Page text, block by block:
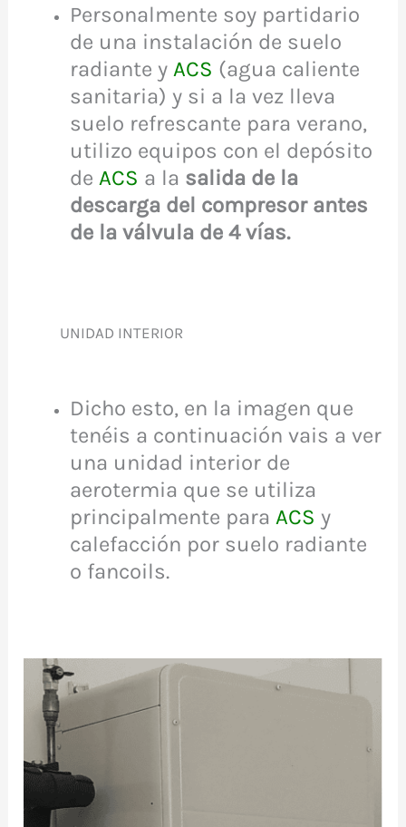
Personalmente soy partidario
de una instalación de suelo
radiante yACS (agua caliente
sanitaria) y si a la vez lleva
suelo refrescante para verano,
utilizo equipos con el depósito
deACS a la salida de la
descarga del compresor antes
de la válvula de 4 vías.
UNIDAD INTERIOR
Dicho esto, en la imagen que
tenéis a continuación vais a ver
una unidad interior de
aerotermia que se utiliza
principalmente paraACS y
calefacción por suelo radiante
o fancoils.